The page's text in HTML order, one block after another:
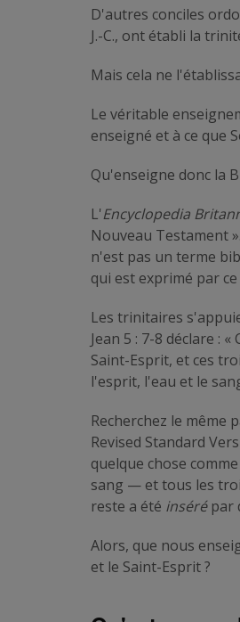
D'autres conciles
J.-C., ont établi la
Mais cela ne
Le véritable
enseigné et à ce que
Qu'enseigne donc la
L'Encyclopedia
Nouveau Testament
n'est pas un terme
qui est exprimé par
Les trinitaires
Jean 5 : 7-8 déclare :
Saint-Esprit, et ces
l'esprit, l'eau et le
Recherchez le même
Revised Standard
quelque chose
sang — et tous les
reste a été insérépar
Alors, que nous
et le Saint-Esprit ?